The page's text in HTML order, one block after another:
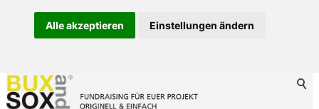
Alle akzeptieren Einstellungen ändern